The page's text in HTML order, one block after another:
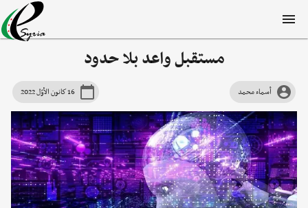
مستقبل واعد بلا حدود
أسماء محمد 16 كانون الأوّل 2022